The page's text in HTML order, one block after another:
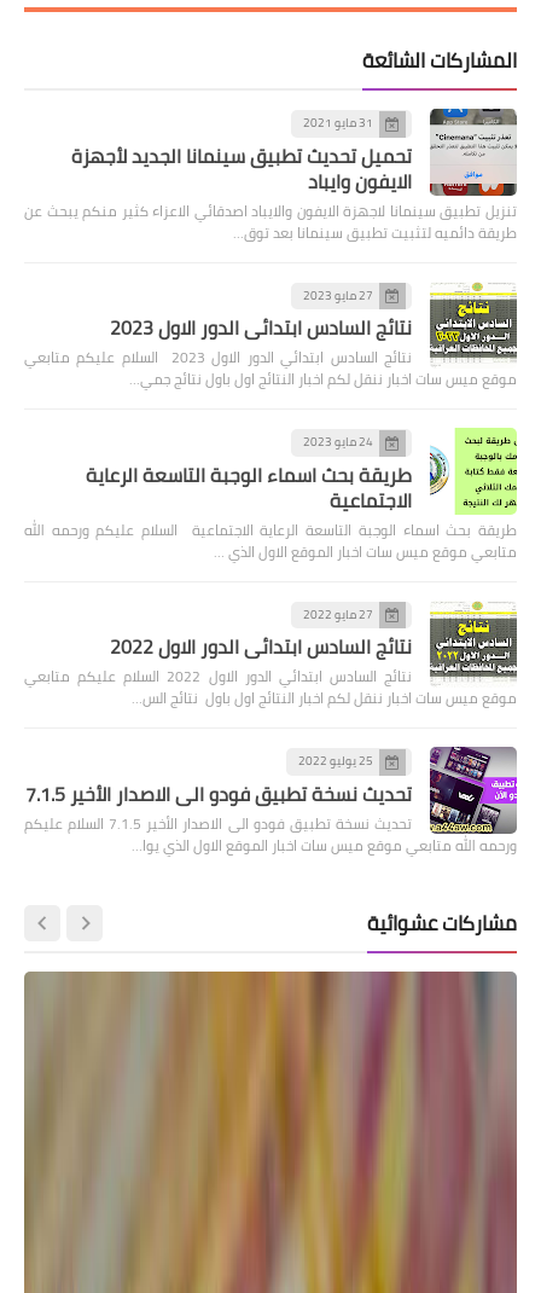
المشاركات الشائعة
31 مايو 2021
تحميل تحديث تطبيق سينمانا الجديد لأجهزة
الايفون وايباد
تنزيل تطبيق سينمانا لاجهزة الايفون والايباد اصدقائي الاعزاء كثير منكم يبحث عن
طريقة دائميه لتثبيت تطبيق سينمانا بعد توق…
27 مايو 2023
نتائج السادس ابتدائي الدور الاول 2023
نتائج السادس ابتدائي الدور الاول 2023 السلام عليكم متابعي
موقع ميس سات اخبار ننقل لكم اخبار النتائج اول باول نتائج جمي…
24 مايو 2023
طريقة بحث اسماء الوجبة التاسعة الرعاية
الاجتماعية
طريقة بحث اسماء الوجبة التاسعة الرعاية الاجتماعية السلام عليكم ورحمه الله
متابعي موقع ميس سات اخبار الموقع الاول الذي …
27 مايو 2022
نتائج السادس ابتدائي الدور الاول 2022
نتائج السادس ابتدائي الدور الاول 2022 السلام عليكم متابعي
موقع ميس سات اخبار ننقل لكم اخبار النتائج اول باول نتائج الس…
25 يوليو 2022
تحديث نسخة تطبيق فودو الى الاصدار الأخير 7.1.5
تحديث نسخة تطبيق فودو الى الاصدار الأخير 7.1.5 السلام عليكم
ورحمه الله متابعي موقع ميس سات اخبار الموقع الاول الذي يوا…
مشاركات عشوائية